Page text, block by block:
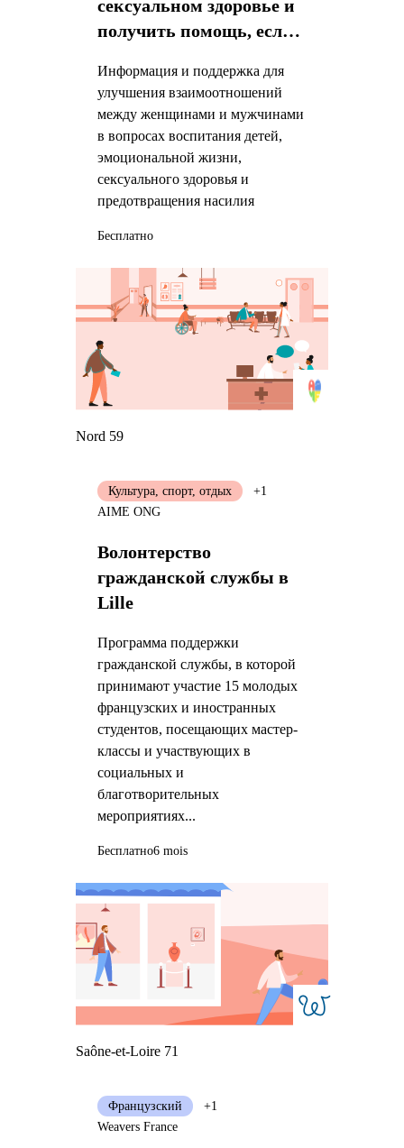
сексуальном здоровье и
получить помощь, если я
Информация и поддержка для
улучшения взаимоотношений
между женщинами и мужчинами
в вопросах воспитания детей,
эмоциональной жизни,
сексуального здоровья и
предотвращения насилия
Бесплатно
Nord 59
Волонтерство
гражданской службы в
Lille
Программа поддержки
гражданской службы, в которой
принимают участие 15 молодых
французских и иностранных
студентов, посещающих мастер-
классы и участвующих в
социальных и
благотворительных
мероприятиях...
Культура, спорт, отдых
+1
AIME ONG
Бесплатно6 mois
Saône-et-Loire 71
Французский
+1
Weavers France